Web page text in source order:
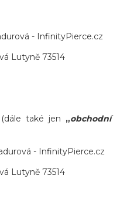
- InfinityPierce.cz
Lutyně 73514
také jen „obchodní
- InfinityPierce.cz
Lutyně 73514